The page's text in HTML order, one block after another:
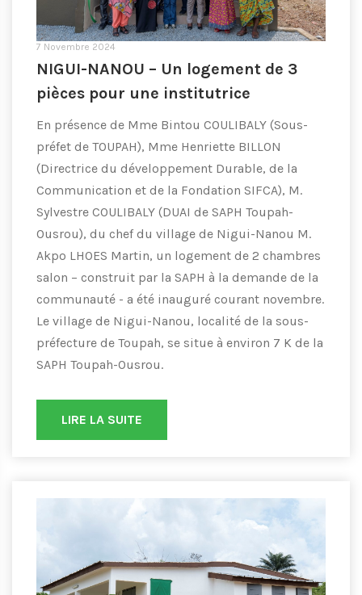
7 Novembre 2024
NIGUI-NANOU – Un logement de 3
pièces pour une institutrice
En présence de Mme Bintou COULIBALY (Sous-
préfet de TOUPAH), Mme Henriette BILLON
(Directrice du développement Durable, de la
Communication et de la Fondation SIFCA), M.
Sylvestre COULIBALY (DUAI de SAPH Toupah-
Ousrou), du chef du village de Nigui-Nanou M.
Akpo LHOES Martin, un logement de 2 chambres
salon – construit par la SAPH à la demande de la
communauté - a été inauguré courant novembre.
Le village de Nigui-Nanou, localité de la sous-
préfecture de Toupah, se situe à environ 7 K de la
SAPH Toupah-Ousrou.
LIRE LA SUITE